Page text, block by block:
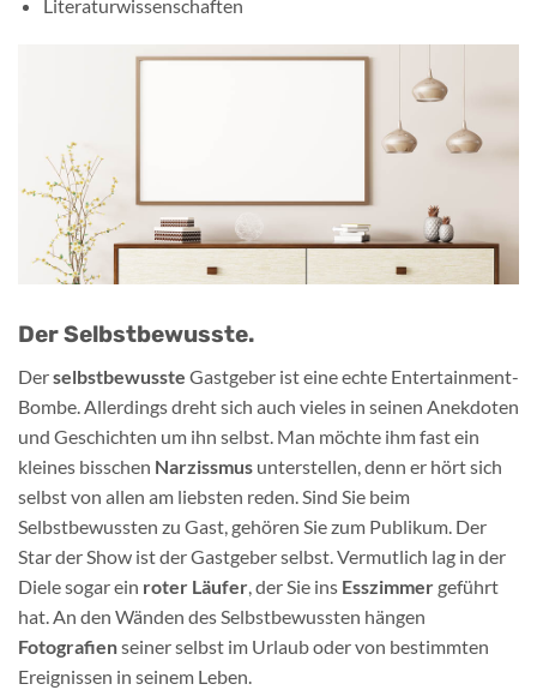
Literaturwissenschaften
Der Selbstbewusste.
Derselbstbewusste Gastgeber ist eine echte Entertainment-
Bombe. Allerdings dreht sich auch vieles in seinen Anekdoten
und Geschichten um ihn selbst. Man möchte ihm fast ein
kleines bisschen Narzissmus unterstellen, denn er hört sich
selbst von allen am liebsten reden. Sind Sie beim
Selbstbewussten zu Gast, gehören Sie zum Publikum. Der
Star der Show ist der Gastgeber selbst. Vermutlich lag in der
Diele sogar ein roter Läufer, der Sie ins Esszimmer geführt
hat. An den Wänden des Selbstbewussten hängen
Fotografienseiner selbst im Urlaub oder von bestimmten
Ereignissen in seinem Leben.